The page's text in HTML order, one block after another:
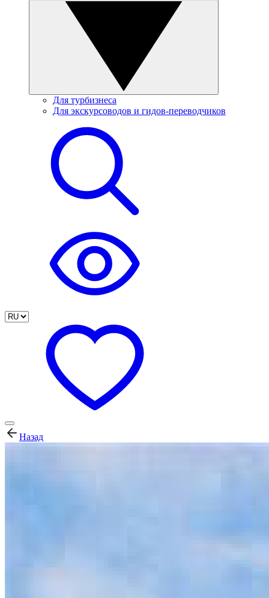
Для турбизнеса
Для экскурсоводов и гидов-переводчиков
Назад